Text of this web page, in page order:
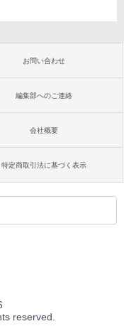
お問い合わせ
編集部へのご連絡
会社概要
特定商取引法に基づく表示
reserved.